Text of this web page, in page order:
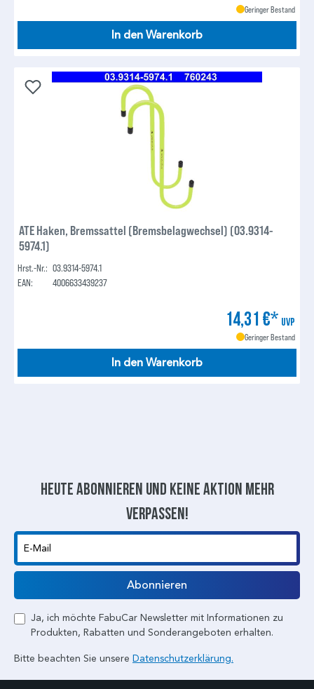
Geringer Bestand
In den Warenkorb
ATE Haken, Bremssattel (Bremsbelagwechsel) (03.9314-
5974.1)
Hrst.-Nr.: 03.9314-5974.1
EAN:
4006633439237
14,31 €* UVP
Geringer Bestand
In den Warenkorb
Heute abonnieren und keine aktion mehr
verpassen!
E-Mail
Abonnieren
Ja, ich möchte FabuCar Newsletter mit Informationen zu
Produkten, Rabatten und Sonderangeboten erhalten.
Bitte beachten Sie unsere Datenschutzerklärung.